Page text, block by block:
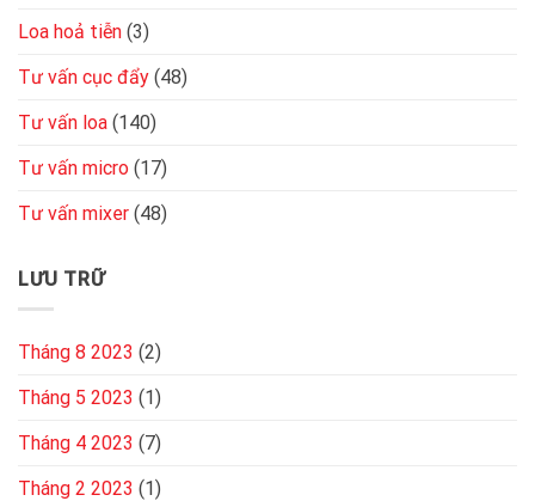
Loa hoả tiễn (3)
Tư vấn cục đẩy (48)
Tư vấn loa (140)
Tư vấn micro (17)
Tư vấn mixer (48)
LƯU TRỮ
Tháng 8 2023 (2)
Tháng 5 2023 (1)
Tháng 4 2023 (7)
Tháng 2 2023 (1)